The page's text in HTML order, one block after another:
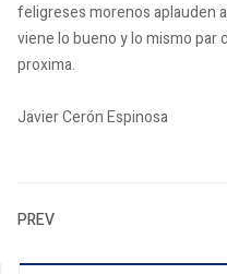
feligreses morenos aplauden
viene lo bueno y lo mismo par
proxima.
Javier Cerón Espinosa
PREV